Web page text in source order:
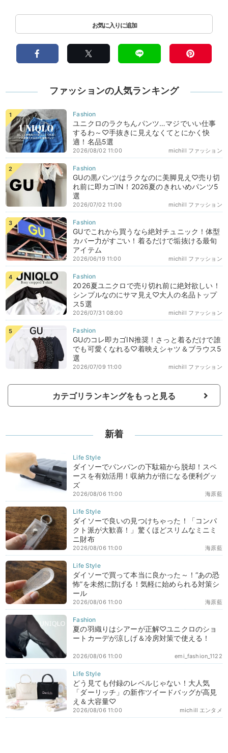
ファッションの人気ランキング
ユニクロのラクちんパンツ…マジでいい仕事
するわ～♡手抜きに見えなくてとにかく快
適！名品5選
michill ファッション
2026/08/02 11:00
GUの黒パンツはラクなのに美脚見え♡売り切
れ前に即カゴIN！2026夏のきれいめパンツ5
選
michill ファッション
2026/07/02 11:00
GUでこれから買うなら絶対チュニック！体型
カバー力がすごい！着るだけで垢抜ける最旬
アイテム
michill ファッション
2026/06/19 11:00
2026夏ユニクロで売り切れ前に絶対欲しい！
シンプルなのにサマ見え♡大人の名品トップ
ス5選
michill ファッション
2026/07/31 08:00
GUのコレ即カゴIN推奨！さっと着るだけで誰
でも可愛くなれる♡着映えシャツ＆ブラウス5
選
michill ファッション
2026/07/09 11:00
カテゴリランキングをもっと見る
新着
ダイソーでパンパンの下駄箱から脱却！スペ
ースを有効活用！収納力が倍になる便利グッ
ズ
海原藍
2026/08/06 11:00
ダイソーで良いの見つけちゃった！「コンパ
クト派が大歓喜！」驚くほどスリムなミニミ
ニ財布
海原藍
2026/08/06 11:00
ダイソーで買って本当に良かった～！“あの恐
怖”を未然に防げる！気軽に始められる対策シ
ール
海原藍
2026/08/06 11:00
夏の羽織りはシアーが正解♡ユニクロのショ
ートカーデが涼しげ＆冷房対策で使える！
emi_fashion_1122
2026/08/06 11:00
どう見ても付録のレベルじゃない！大人気
「ダーリッチ」の新作ツイードバッグが高見
え＆大容量♡
michill エンタメ
2026/08/06 11:00